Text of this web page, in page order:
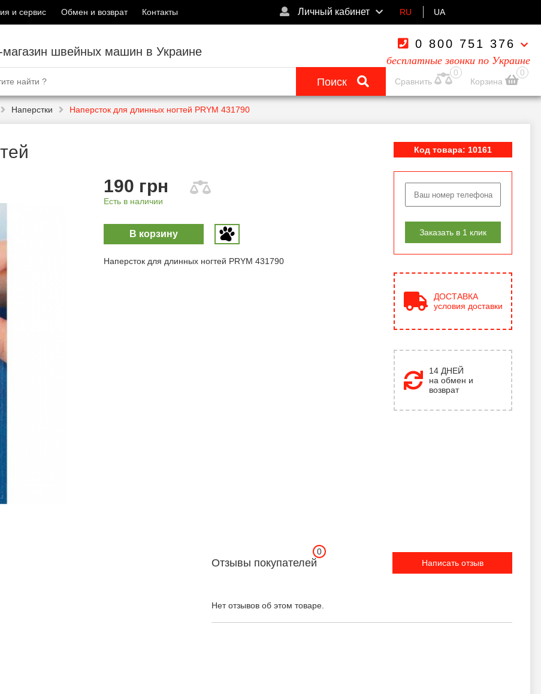
и сервис Обмен и возврат Контакты Личный кабинет RU UA
магазин швейных машин в Украине
0 800 751 376
бесплатные звонки по Украине
Поиск
0
Сравнить
0
Корзина
Наперстки Наперсток для длинных ногтей PRYM 431790
190 грн
Есть в наличии
В корзину
Наперсток для длинных ногтей PRYM 431790
Код товара: 10161
Заказать в 1 клик
ДОСТАВКА
условия доставки
14 ДНЕЙ
на обмен и
возврат
Отзывы покупателей
0
Написать отзыв
Нет отзывов об этом товаре.